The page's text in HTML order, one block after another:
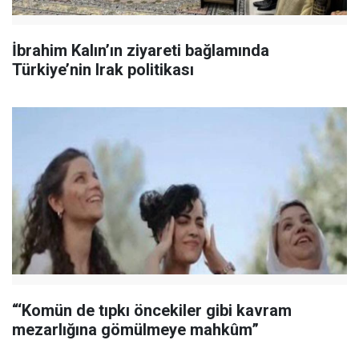
İbrahim Kalın’ın ziyareti bağlamında
Türkiye’nin Irak politikası
“‘Komün de tıpkı öncekiler gibi kavram
mezarlığına gömülmeye mahkûm”